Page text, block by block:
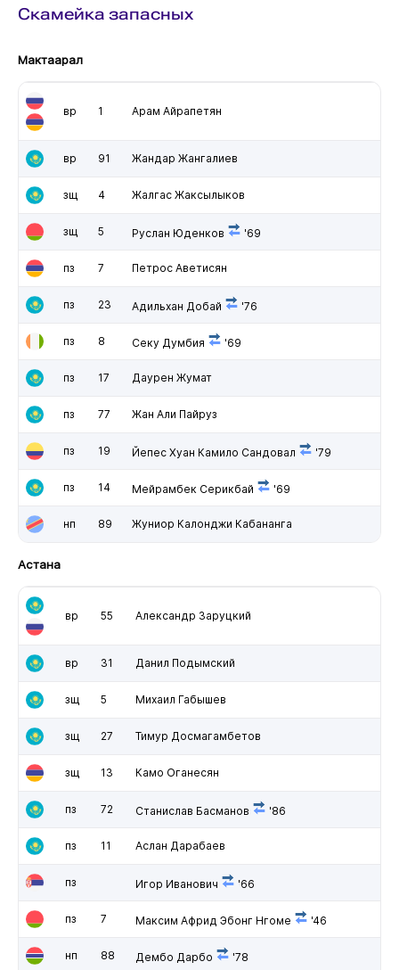
Скамейка запасных
Мактаарал
вр 1 Арам Айрапетян
вр 91 Жандар Жангалиев
зщ 4 Жалгас Жаксылыков
зщ 5 Руслан Юденков '69
пз 7 Петрос Аветисян
пз 23 Адильхан Добай '76
пз 8 Секу Думбия '69
пз 17 Даурен Жумат
пз 77 Жан Али Пайруз
пз 19 Йепес Хуан Камило Сандовал '79
пз 14 Мейрамбек Серикбай '69
нп 89 Жуниор Калонджи Кабананга
Астана
вр 55 Александр Заруцкий
вр 31 Данил Подымский
зщ 5 Михаил Габышев
зщ 27 Тимур Досмагамбетов
зщ 13 Камо Оганесян
пз 72 Станислав Басманов '86
пз 11 Аслан Дарабаев
пз Игор Иванович '66
пз 7 Максим Африд Эбонг Нгоме '46
нп 88 Дембо Дарбо '78